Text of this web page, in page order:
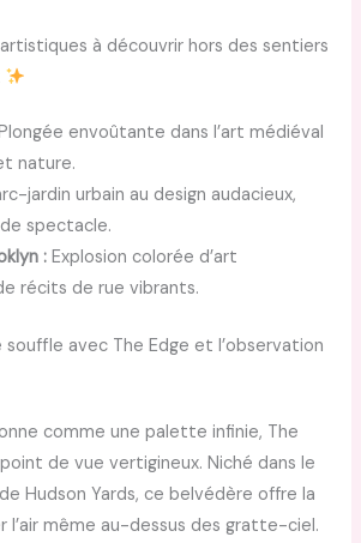
à découvrir hors des sentiers
envoûtante dans l’art médiéval
nature.
jardin urbain au design audacieux,
spectacle.
: Explosion colorée d’art
récits de rue vibrants.
avec The Edge et l’observation
comme une palette infinie, The
de vue vertigineux. Niché dans le
Hudson Yards, ce belvédère offre la
l’air même au-dessus des gratte-ciel.